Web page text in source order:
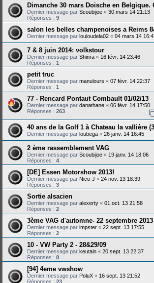
Dimanche 30 mars Doische en Belgique.
Dernier message par Scoubijoe « 30 mars 14 21:13
Réponses : 9
salon les belles champenoises a Reims
Dernier message par louloudela02 « 04 mars 14
7 & 8 juin 2014: volkstour
Dernier message par Shinra « 16 févr. 14 23:46
Réponses : 1
petit truc
Dernier message par manulours « 07 févr. 14 22:37
Réponses : 1
77 - Rencard Pontaut Combault 01/02/13
Dernier message par danathane « 06 févr. 14 17:50
Réponses : 263
40 ans de la Golf 1 à Chateau la vallière
Dernier message par loubega « 26 janv. 14 16:45
2 ème rassemblement VAG
Dernier message par Scoubijoe « 19 janv. 14 18:06
Réponses : 4
[DE] Essen Motorshow 2013!
Dernier message par Nico-J « 24 nov. 13 18:39
Réponses : 3
Sortie alsacien
Dernier message par alexerty « 01 oct. 13 21:58
Réponses : 2
3ème VAG d'automne- 22 septembre 2013
Dernier message par impster « 22 sept. 13 17:55
Réponses : 2
10 - VW Party 2 - 28&29/09
Dernier message par keutain « 20 sept. 13 22:37
Réponses : 8
[94] 4eme vwshow
Dernier message par PoluX « 16 sept. 13 21:52
Réponses : 23